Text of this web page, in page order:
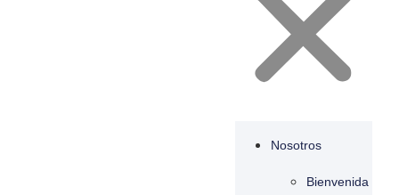
Nosotros
Bienvenida